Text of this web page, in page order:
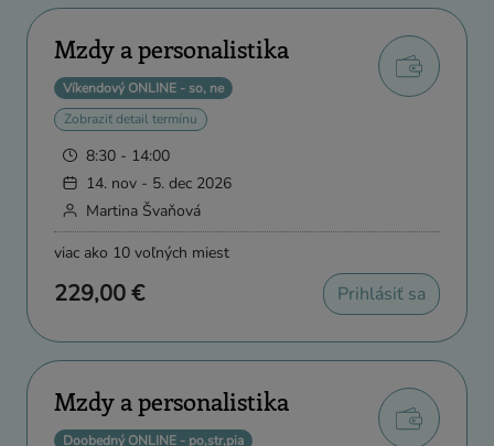
Mzdy a personalistika
Víkendový ONLINE - so, ne
Zobraziť detail termínu
8:30 - 14:00
14. nov - 5. dec 2026
Martina Švaňová
viac ako 10 voľných miest
229,00 € Prihlásiť sa
Mzdy a personalistika
Doobedný ONLINE - po,str,pia